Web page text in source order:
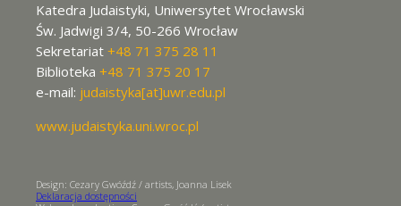
Katedra Judaistyki, Uniwersytet Wrocławski
Św. Jadwigi 3/4, 50-266 Wrocław
Sekretariat +48 71 375 28 11
Biblioteka +48 71 375 20 17
e-mail: judaistyka[at]uwr.edu.pl
www.judaistyka.uni.wroc.pl
Design: Cezary Gwóźdź / artists, Joanna Lisek
Deklaracja dostępności